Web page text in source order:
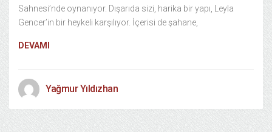
Sahnesi’nde oynanıyor. Dışarıda sizi, harika bir yapı, Leyla
Gencer’in bir heykeli karşılıyor. İçerisi de şahane,
DEVAMI
Yağmur Yıldızhan